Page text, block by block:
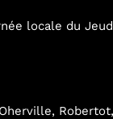
locale du